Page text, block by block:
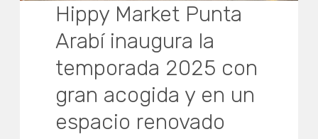
Hippy Market Punta
Arabí inaugura la
temporada 2025 con
gran acogida y en un
espacio renovado